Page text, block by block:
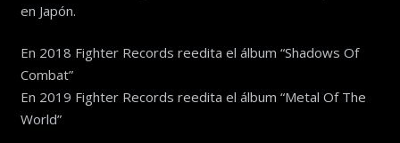
en Japón.
En 2018 Fighter Records reedita el álbum “Shadows Of
Combat”
En 2019 Fighter Records reedita el álbum “Metal Of The
World”